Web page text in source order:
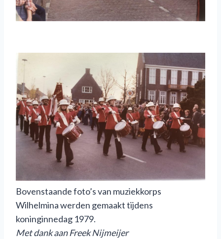
Bovenstaande foto’s van muziekkorps
Wilhelmina werden gemaakt tijdens
koninginnedag 1979.
Met dank aan Freek Nijmeijer